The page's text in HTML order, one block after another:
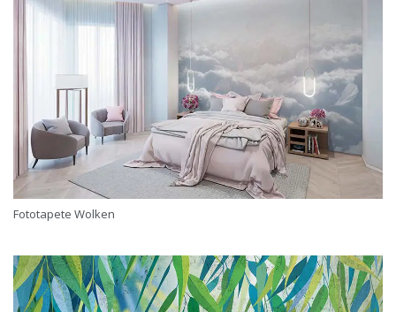
Fototapete Wolken